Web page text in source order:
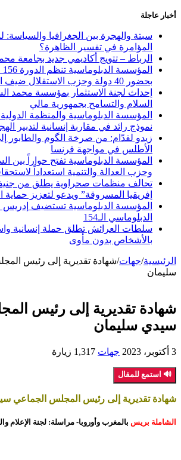
أخبار عاجلة
سبتة والهجرة بين الجغرافيا
المؤامرة في تفسير الظاهرة؟
الرباط – تتويج أكاديمي جديد بجامعة
بحضور 40 دولة وحزب الاستقلال ضيف الشرف
إحداث لجنة الاستثمار بمؤسسة محمد
السلام والتسامح بجمهورية مالي
المؤسسة الدبلوماسية والمنظمة
نموذج رائد في مقاربة إنسانية لتدبير
زيدو لقدّام: من صرخة الگوم والطابور
الأطلس في مواجهة فرنسا
المؤسسة الدبلوماسية تفتح حواراً بين
وحزب العدالة والتنمية استعداداً لاستحقاقات
تحالف منظمات صحراوية يطلق من
إفريقيا المسروقة” ويدعو لتعزيز حماية
المؤسسة الدبلوماسية تستضيف
الدبلوماسي الـ154
سلطات العرائش تطلق حملة إنسانية
بالأشخاص بدون مأوى
الرئيسية/جهات/شهادة تقديرية إلى رئيس
سليمان
شهادة تقديرية إلى رئيس
سيدي سليمان
3 أكتوبر، 2023 جهات 1,317 زيارة
🔊 استمع للمقال
شهادة تقديرية إلى رئيس المجلس الجماعي
الشاملة بريس بالمغرب وأوروبا- مراسلة: لجنة الإعلام